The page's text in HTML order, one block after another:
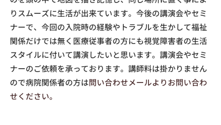
りスムーズに生活が出来ています。今後の講演会やセミ
ナーで、今回の入院時の経験やトラブルを生かして福祉
関係だけでは無く医療従事者の方にも視覚障害者の生活
スタイルに付いて講演したいと思います。講演会やセミ
ナーのご依頼を承っております。講師料は掛かりません
ので病院関係者の方は問い合わせメールよりお問い合わ
せください。